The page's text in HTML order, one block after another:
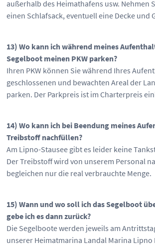
außerhalb des Heimathafens usw. Nehmen
einen Schlafsack, eventuell eine Decke und
13) Wo kann ich während meines
Segelboot meinen PKW parken?
Ihren PKW können Sie während Ihres
geschlossenen und bewachten Areal der
parken. Der Parkpreis ist im Charterpreis
14) Wo kann ich bei Beendung meines
Treibstoff nachfüllen?
Am Lipno-Stausee gibt es leider keine
Der Treibstoff wird von unserem Personal
begleichen nur die real verbrauchte Menge.
15) Wann und wo soll ich das Segelboot
gebe ich es dann zurück?
Die Segelboote werden jeweils am
unserer Heimatmarina Landal Marina Lipno